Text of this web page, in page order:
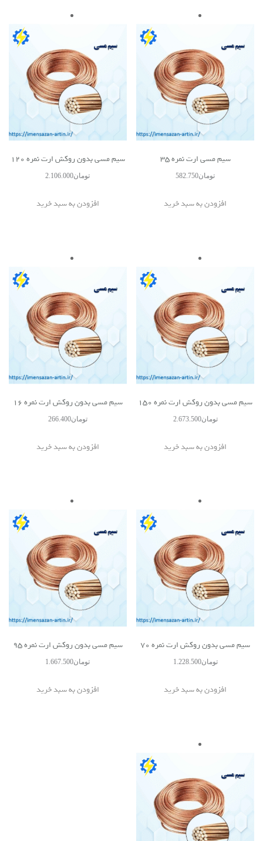
سیم مسی ارت نمره ۳۵
تومان582.750
افزودن به سبد خرید
سیم مسی بدون روکش ارت نمره 120
تومان2.106.000
افزودن به سبد خرید
سیم مسی بدون روکش ارت نمره 150
تومان2.673.500
افزودن به سبد خرید
سیم مسی بدون روکش ارت نمره 16
تومان266.400
افزودن به سبد خرید
سیم مسی بدون روکش ارت نمره 70
تومان1.228.500
افزودن به سبد خرید
سیم مسی بدون روکش ارت نمره 95
تومان1.667.500
افزودن به سبد خرید